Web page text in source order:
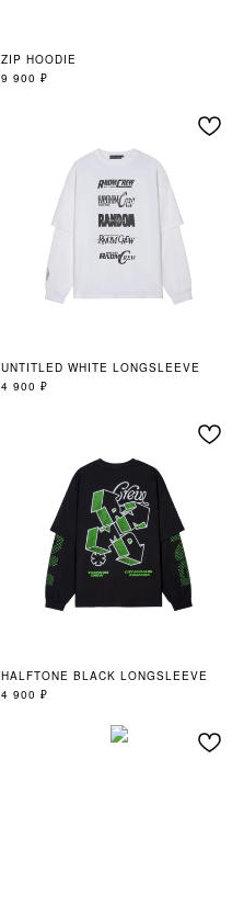
ZIP HOODIE
9 900 ₽
UNTITLED WHITE LONGSLEEVE
4 900 ₽
HALFTONE BLACK LONGSLEEVE
4 900 ₽